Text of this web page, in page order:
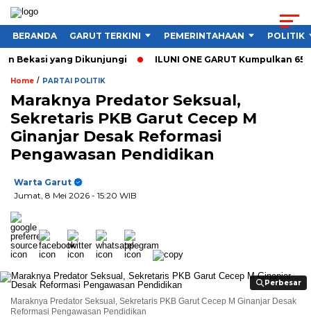
BERANDA GARUT TERKINI PEMERINTAHAAN POLITIK
yang Dikunjungi ILUNI ONE GARUT Kumpulkan 65
Home / PARTAI POLITIK
Maraknya Predator Seksual,
Sekretaris PKB Garut Cecep M
Ginanjar Desak Reformasi
Pengawasan Pendidikan
Warta Garut
Jumat, 8 Mei 2026 - 15:20 WIB
Perbesar
Perbesar
Maraknya Predator Seksual, Sekretaris PKB Garut Cecep M Ginanjar Desak
Reformasi Pengawasan Pendidikan